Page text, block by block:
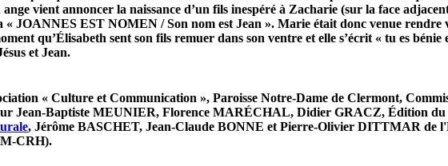
vient annoncer la naissance d’un fils inespéré à Zacharie (sur la face
JOANNES EST NOMEN / Son nom est Jean ». Marie était donc venue rendre
qu’Élisabeth sent son fils remuer dans son ventre et elle s’écrit « tu es
et Jean.
« Culture et Communication », Paroisse Notre-Dame de Clermont,
Jean-Baptiste MEUNIER, Florence MARÉCHAL, Didier GRACZ, Édition du
, Jérôme BASCHET, Jean-Claude BONNE et Pierre-Olivier DITTMAR de
CRH).